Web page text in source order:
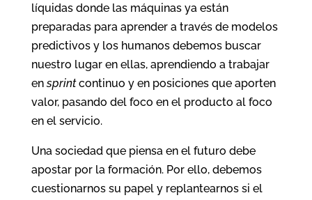
líquidas donde las máquinas ya están
preparadas para aprender a través de modelos
predictivos y los humanos debemos buscar
nuestro lugar en ellas, aprendiendo a trabajar
ensprintcontinuo y en posiciones que aporten
valor, pasando del foco en el producto al foco
en el servicio.
Una sociedad que piensa en el futuro debe
apostar por la formación. Por ello, debemos
cuestionarnos su papel y replantearnos si el